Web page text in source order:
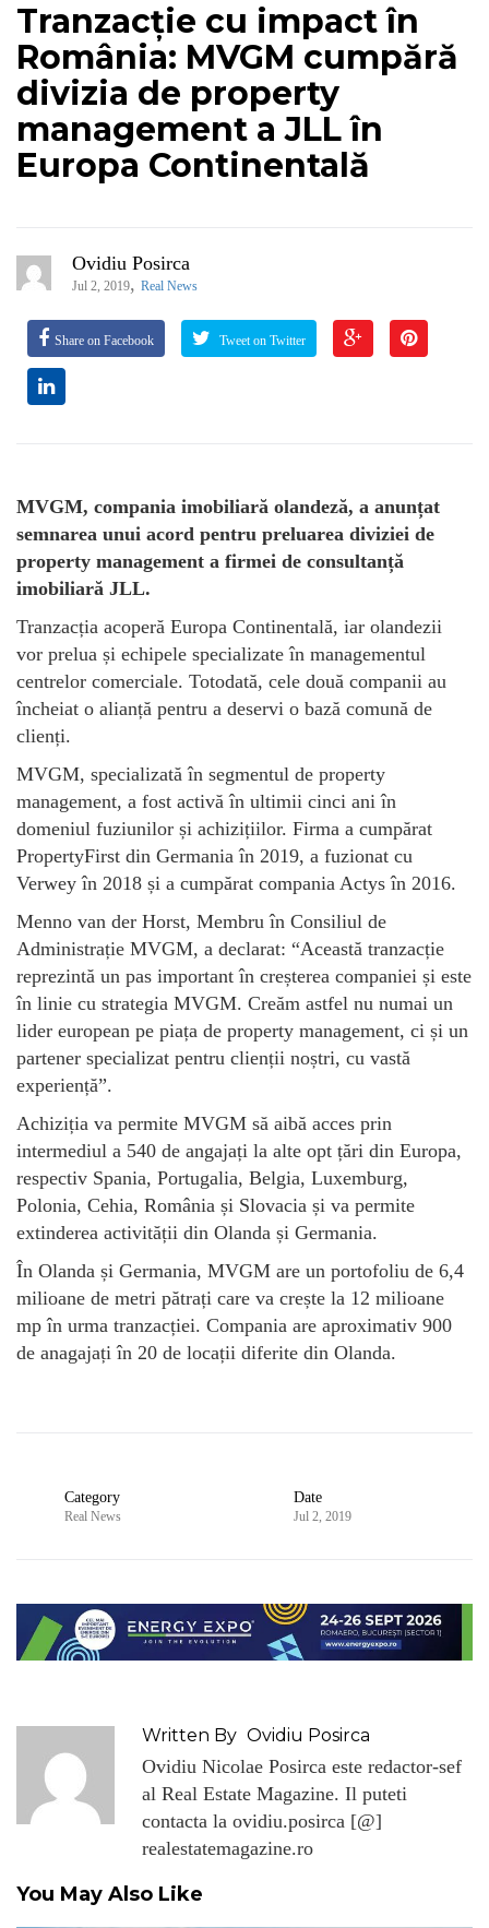
Tranzacție cu impact în
România: MVGM cumpără
divizia de property
management a JLL în
Europa Continentală
Ovidiu Posirca
Jul 2, 2019, Real News
Share on Facebook Tweet on Twitter
MVGM, compania imobiliară olandeză, a anunțat
semnarea unui acord pentru preluarea diviziei de
property management a firmei de consultanță
imobiliară JLL.
Tranzacția acoperă Europa Continentală, iar olandezii
vor prelua și echipele specializate în managementul
centrelor comerciale. Totodată, cele două companii au
încheiat o alianță pentru a deservi o bază comună de
clienți.
MVGM, specializată în segmentul de property
management, a fost activă în ultimii cinci ani în
domeniul fuziunilor și achizițiilor. Firma a cumpărat
PropertyFirst din Germania în 2019, a fuzionat cu
Verwey în 2018 și a cumpărat compania Actys în 2016.
Menno van der Horst, Membru în Consiliul de
Administrație MVGM, a declarat: “Această tranzacție
reprezintă un pas important în creșterea companiei și este
în linie cu strategia MVGM. Creăm astfel nu numai un
lider european pe piața de property management, ci și un
partener specializat pentru clienții noștri, cu vastă
experiență”.
Achiziția va permite MVGM să aibă acces prin
intermediul a 540 de angajați la alte opt țări din Europa,
respectiv Spania, Portugalia, Belgia, Luxemburg,
Polonia, Cehia, România și Slovacia și va permite
extinderea activității din Olanda și Germania.
În Olanda și Germania, MVGM are un portofoliu de 6,4
milioane de metri pătrați care va crește la 12 milioane
mp în urma tranzacției. Compania are aproximativ 900
de anagajați în 20 de locații diferite din Olanda.
Category
Real News
Date
Jul 2, 2019
Written By Ovidiu Posirca
Ovidiu Nicolae Posirca este redactor-sef
al Real Estate Magazine. Il puteti
contacta la ovidiu.posirca [@]
realestatemagazine.ro
You May Also Like